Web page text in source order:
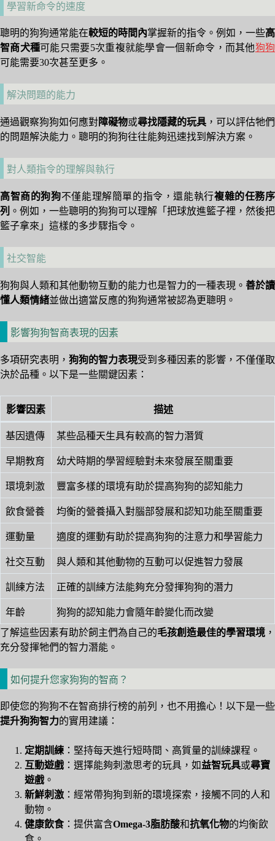
學習新命令的速度
聰明的狗狗通常能在較短的時間內掌握新的指令。例如，一些高
智商犬種可能只需要5次重複就能學會一個新命令，而其他狗狗
可能需要30次甚至更多。
解決問題的能力
通過觀察狗狗如何應對障礙物或尋找隱藏的玩具 ，可以評估牠們
的問題解決能力。聰明的狗狗往往能夠迅速找到解決方案。
對人類指令的理解與執行
高智商的狗狗不僅能理解簡單的指令，還能執行複雜的任務序
列 。例如，一些聰明的狗狗可以理解「把球放進籃子裡，然後把
籃子拿來」這樣的多步驟指令。
社交智能
狗狗與人類和其他動物互動的能力也是智力的一種表現。 善於讀
懂人類情緒並做出適當反應的狗狗通常被認為更聰明。
影響狗狗智商表現的因素
多項研究表明， 狗狗的智力表現受到多種因素的影響，不僅僅取
決於品種。以下是一些關鍵因素：
影響因素 描述
基因遺傳 某些品種天生具有較高的智力潛質
早期教育 幼犬時期的學習經驗對未來發展至關重要
環境刺激 豐富多樣的環境有助於提高狗狗的認知能力
飲食營養 均衡的營養攝入對腦部發展和認知功能至關重要
運動量 適度的運動有助於提高狗狗的注意力和學習能力
社交互動 與人類和其他動物的互動可以促進智力發展
訓練方法 正確的訓練方法能夠充分發揮狗狗的潛力
年齡
狗狗的認知能力會隨年齡變化而改變
了解這些因素有助於飼主們為自己的毛孩創造最佳的學習環境 ，
充分發揮牠們的智力潛能。
如何提升您家狗狗的智商？
即使您的狗狗不在智商排行榜的前列，也不用擔心！以下是一些
提升狗狗智力的實用建議：
定期訓練 ：堅持每天進行短時間、高質量的訓練課程。
互動遊戲 ：選擇能夠刺激思考的玩具，如益智玩具或尋寶
遊戲 。
新鮮刺激 ：經常帶狗狗到新的環境探索，接觸不同的人和
動物。
健康飲食：提供富含Omega-3脂肪酸和抗氧化物的均衡飲